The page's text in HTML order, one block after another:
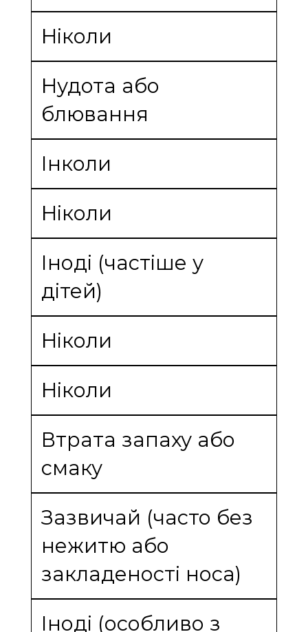
Ніколи
Нудота або
блювання
Інколи
Ніколи
Іноді (частіше у
дітей)
Ніколи
Ніколи
Втрата запаху або
смаку
Зазвичай (часто без
нежитю або
закладеності носа)
Іноді (особливо з